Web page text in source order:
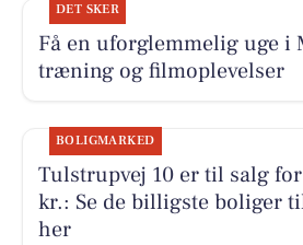
DET SKER
Få en uforglemmelig uge i
træning og filmoplevelser
BOLIGMARKED
Tulstrupvej 10 er til salg
kr.: Se de billigste boliger
her